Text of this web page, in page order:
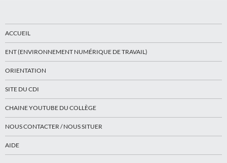
ACCUEIL
ENT (ENVIRONNEMENT NUMÉRIQUE DE TRAVAIL)
ORIENTATION
SITE DU CDI
CHAINE YOUTUBE DU COLLÈGE
NOUS CONTACTER / NOUS SITUER
AIDE